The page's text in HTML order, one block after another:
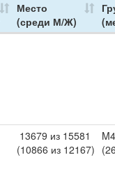
Место
(среди М/Ж)
13679 из 15581
(10866 из 12167)